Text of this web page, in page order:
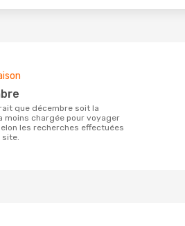
moins chargée pour voyager
les recherches effectuées
site.